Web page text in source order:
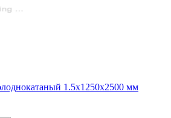
1.5х1250х2500 мм